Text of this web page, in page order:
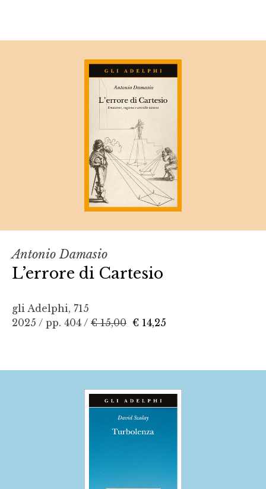
Antonio Damasio
L’errore di Cartesio
gli Adelphi, 715
2025 / pp. 404 / € 15,00 € 14,25